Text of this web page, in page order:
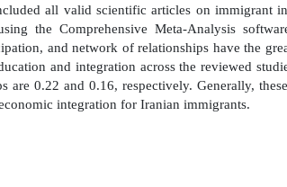
all valid scientific articles on immigrant
the Comprehensive Meta-Analysis
and network of relationships have the
and integration across the reviewed
are 0.22 and 0.16, respectively. Generally,
integration for Iranian immigrants.